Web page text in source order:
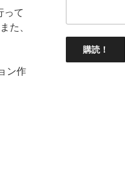
って
た、
ン作